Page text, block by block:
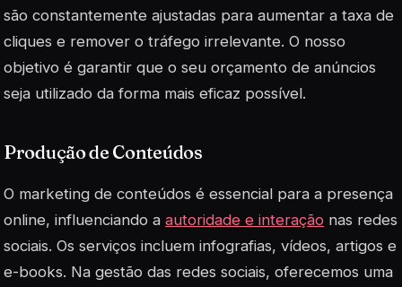
são constantemente ajustadas para aumentar a taxa de
cliques e remover o tráfego irrelevante. O nosso
objetivo é garantir que o seu orçamento de anúncios
seja utilizado da forma mais eficaz possível.
Produção de Conteúdos
O marketing de conteúdos é essencial para a presença
online, influenciando a autoridade e interação nas redes
sociais. Os serviços incluem infografias, vídeos, artigos e
e-books. Na gestão das redes sociais, oferecemos uma